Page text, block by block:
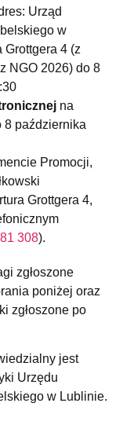
Urząd
w
Grottgera 4 (z
NGO 2026) do 8
na
8 października
Promocji,
Grottgera 4,
308).
zgłoszone
poniżej oraz
zgłoszone po
jest
Urzędu
w Lublinie.